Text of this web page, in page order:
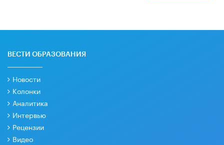
ВЕСТИ ОБРАЗОВАНИЯ
Новости
Колонки
Аналитика
Интервью
Рецензии
Видео